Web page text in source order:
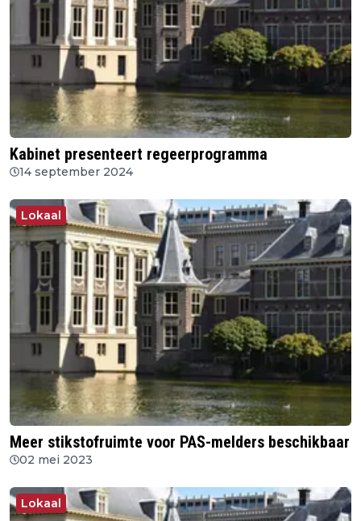
Kabinet presenteert regeerprogramma
14 september 2024
Lokaal
Meer stikstofruimte voor PAS-melders beschikbaar
02 mei 2023
Lokaal